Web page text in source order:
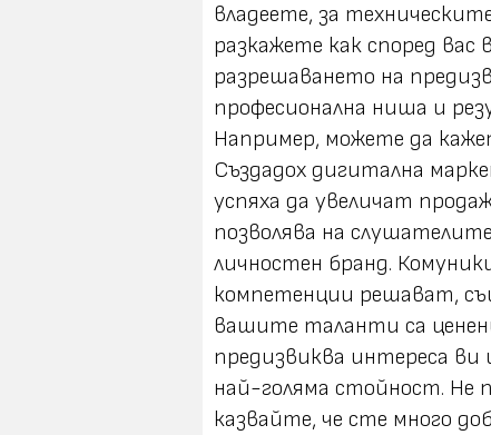
владеете, за
разкажете как според
разрешаването на
професионална ниша и
Например, можете да
Създадох дигитална
успяха да увеличат
позволява на
личностен бранд.
компетенции решават,
вашите таланти са
предизвиква интереса
най-голяма стойност. Не
казвайте, че сте много